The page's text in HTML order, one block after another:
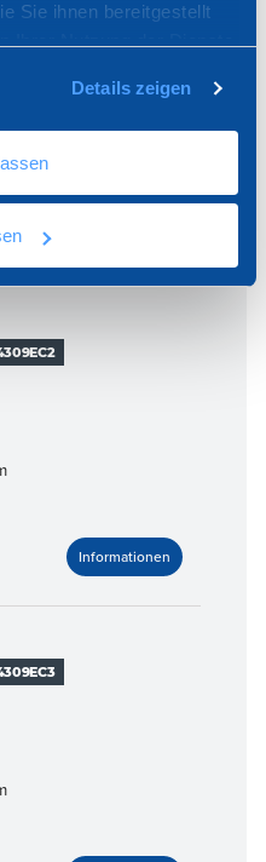
Sie ihnen bereitgestellt
Details zeigen